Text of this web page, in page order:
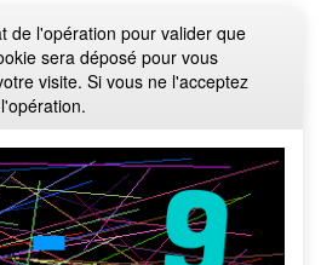
de l'opération pour valider que
sera déposé pour vous
visite. Si vous ne l'acceptez